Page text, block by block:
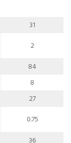
31
2
84
8
27
0.75
36